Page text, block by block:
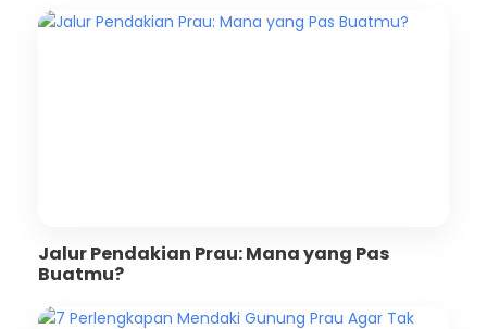
Jalur Pendakian Prau: Mana yang Pas
Buatmu?